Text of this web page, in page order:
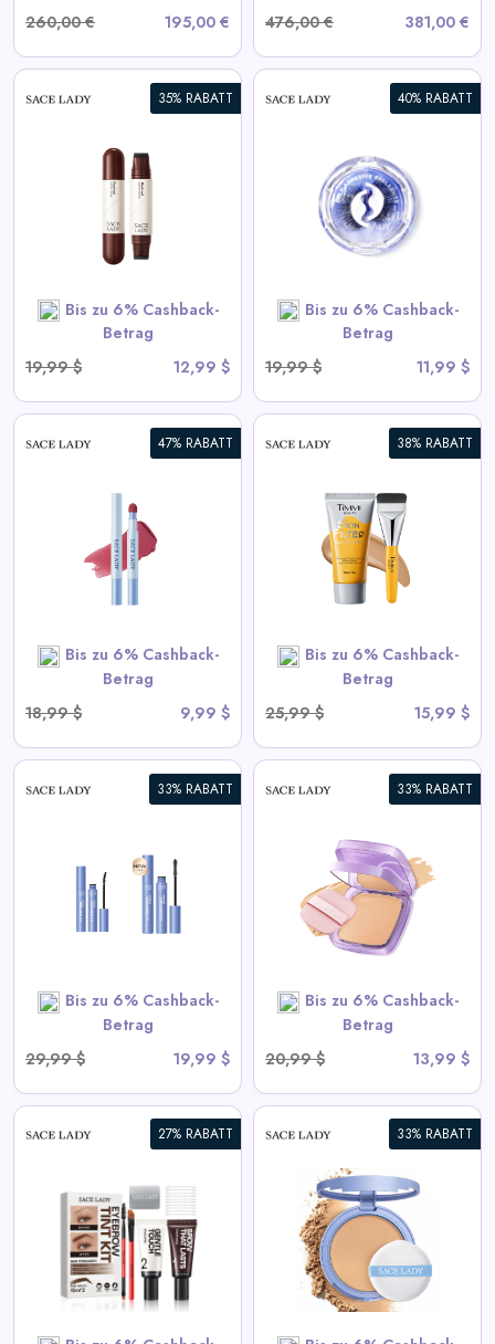
260,00 €
195,00 €
476,00 €
381,00 €
35% RABATT
Bis zu 6% Cashback-
Betrag
19,99 $
12,99 $
40% RABATT
Bis zu 6% Cashback-
Betrag
19,99 $
11,99 $
Selbstklebende Wimpern
View All Sace Lady Deals
47% RABATT
Bis zu 6% Cashback-
Betrag
18,99 $
9,99 $
38% RABATT
Bis zu 6% Cashback-
Betrag
25,99 $
15,99 $
HAUTFILTER
KÖRPERKONSOLIDERER |
Übertragungsbeständig
View All Sace Lady Deals
SHOP NOW
33% RABATT
Bis zu 6% Cashback-
Betrag
29,99 $
19,99 $
33% RABATT
Bis zu 6% Cashback-
Betrag
20,99 $
13,99 $
Cremige Foundation
View All Sace Lady Deals
SHOP NOW
27% RABATT 33% RABATT
Langanhaltendes
wasserdichtes Gesichtspuder
View All Sace Lady Deals